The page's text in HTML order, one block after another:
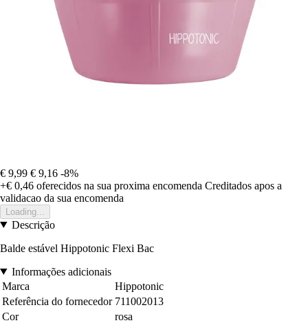
€ 9,99 € 9,16 -8%
+€ 0,46 oferecidos na sua proxima encomenda Creditados apos a
validacao da sua encomenda
Loading...
Descrição
Balde estável Hippotonic Flexi Bac
Informações adicionais
Marca
Hippotonic
Referência do fornecedor 711002013
Cor
rosa